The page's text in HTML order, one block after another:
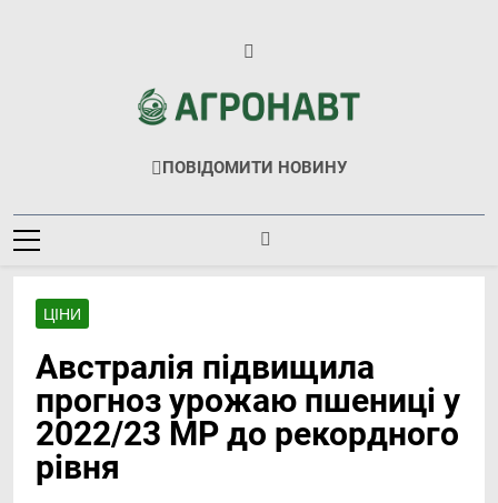
Агронавт
Новини Українського Агробізнесу
ПОВІДОМИТИ НОВИНУ
ЦІНИ
Австралія підвищила
прогноз урожаю пшениці у
2022/23 МР до рекордного
рівня